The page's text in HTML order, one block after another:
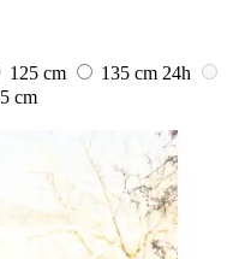
125 cm 135 cm 24h
cm